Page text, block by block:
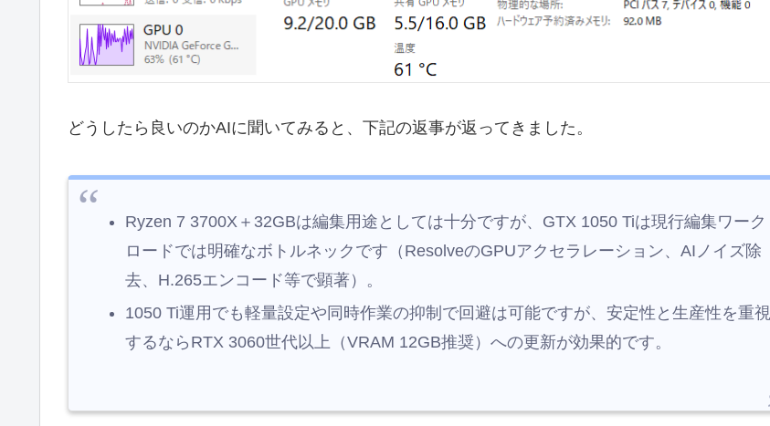
どうしたら良いのかAIに聞いてみると、下記の返事が返ってきました。
Ryzen 7 3700X＋32GBは編集用途としては十分ですが、GTX 1050 Tiは現行編集ワーク
ロードでは明確なボトルネックです（ResolveのGPUアクセラレーション、AIノイズ除
去、H.265エンコード等で顕著）。
1050 Ti運用でも軽量設定や同時作業の抑制で回避は可能ですが、安定性と生産性を重視
するならRTX 3060世代以上（VRAM 12GB推奨）への更新が効果的です。